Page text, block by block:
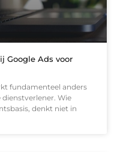
Google Ads voor
fundamenteel anders
Wie
denkt niet in